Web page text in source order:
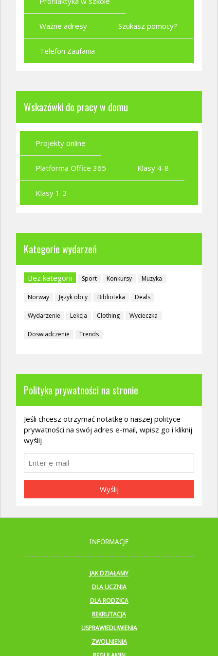
Ważne adresy Szukasz pomocy?
Telefon Zaufania
Wskazówki do pracy w domu
Projekty online
Platforma Office 365 Klasy 4-8
Klasy 1-3
Kategorie wydarzeń
Bez kategorii Sport Konkursy Muzyka
Norway Język obcy Biblioteka Deals
Wydarzenie Lekcja Clothing Wycieczka
Doswiadczenie Trends
Polityka prywatności na stronie
Jeśli chcesz otrzymać notatkę o naszej polityce
prywatności na swój adres e-mail, wpisz go i kliknij
wyślij
Wyślij
INFORMACJE
JAK DZIAŁAMY
DLA UCZNIA
DLA RODZICA
REKRUTACJA
USPRAWIEDLIWIENIA
ZWOLNIENIA